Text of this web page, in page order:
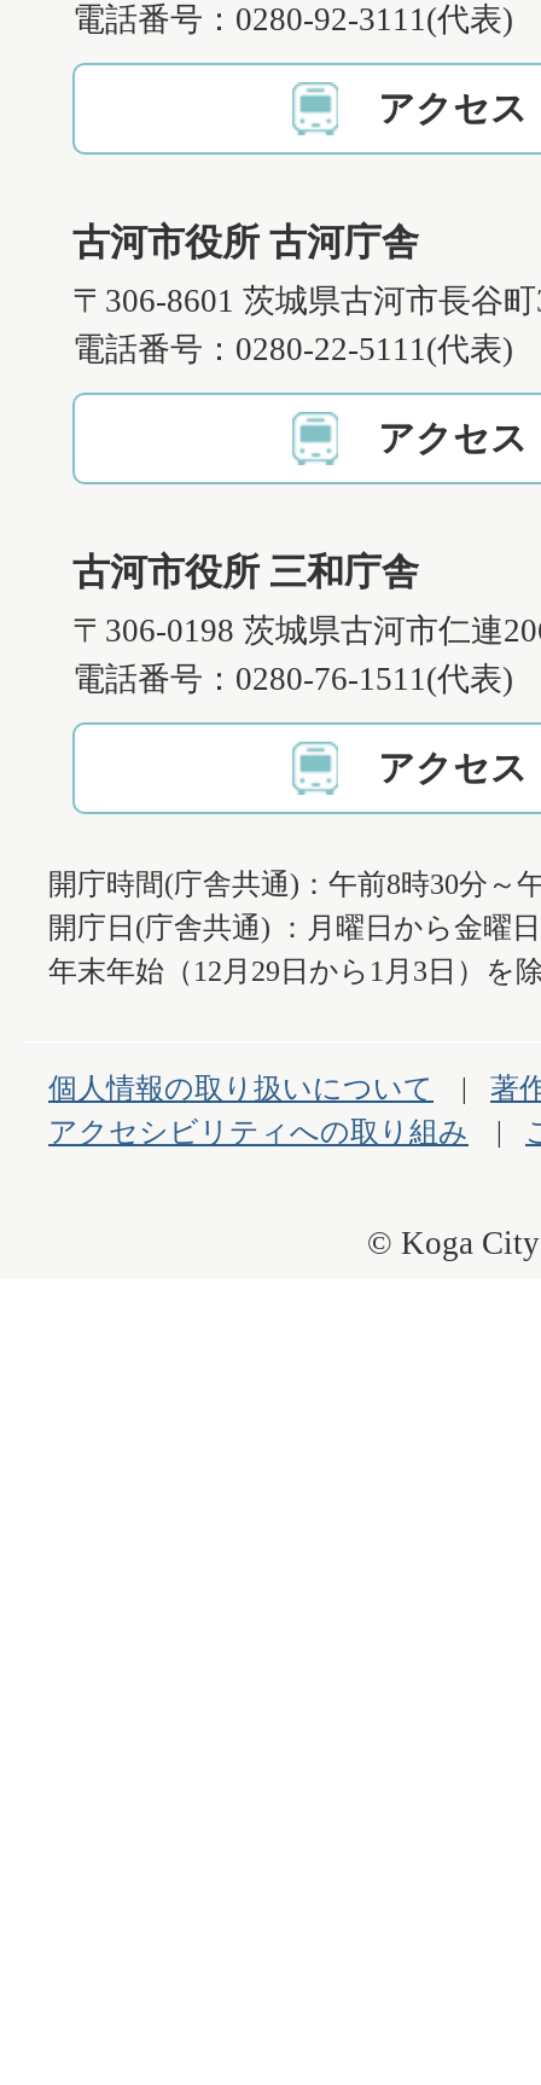
電話番号：0280-92-3111(代表)
アクセス
古河市役所 古河庁舎
〒306-8601 茨城県古河市長谷
電話番号：0280-22-5111(代表)
アクセス
古河市役所 三和庁舎
〒306-0198 茨城県古河市仁連
電話番号：0280-76-1511(代表)
アクセス
開庁時間(庁舎共通)：午前8時30分～
開庁日(庁舎共通) ：月曜日から金曜
年末年始（12月29日から1月3日）を
個人情報の取り扱いについて
著
アクセシビリティへの取り組み
© Koga City